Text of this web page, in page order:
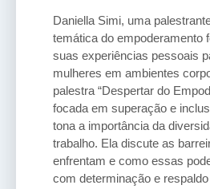
Daniella Simi, uma
temática do empoderamento
suas experiências pessoais
mulheres em ambientes
palestra “Despertar do
focada em superação e
tona a importância da
trabalho. Ela discute as
enfrentam e como essas
com determinação e